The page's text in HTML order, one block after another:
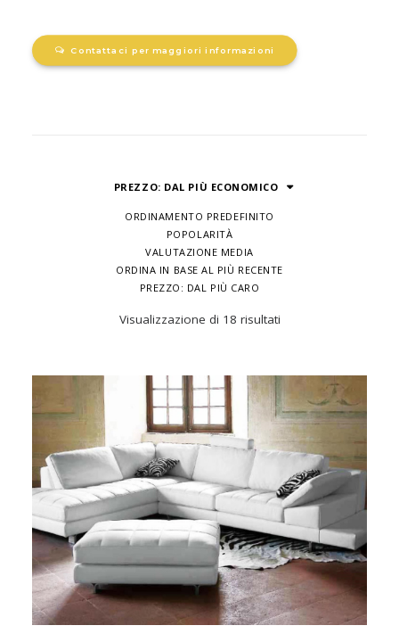
Contattaci per maggiori informazioni
PREZZO: DAL PIÙ ECONOMICO
ORDINAMENTO PREDEFINITO
POPOLARITÀ
VALUTAZIONE MEDIA
ORDINA IN BASE AL PIÙ RECENTE
PREZZO: DAL PIÙ CARO
Visualizzazione di 18 risultatiPrezzo: